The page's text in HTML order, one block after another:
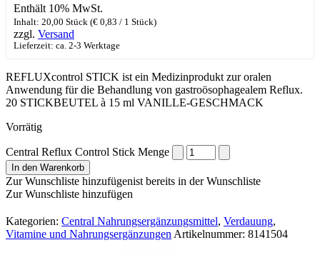
Enthält 10% MwSt.
Inhalt: 20,00 Stück (€ 0,83 / 1 Stück)
zzgl. Versand
Lieferzeit: ca. 2-3 Werktage
REFLUXcontrol STICK ist ein Medizinprodukt zur oralen
Anwendung für die Behandlung von gastroösophagealem Reflux.
20 STICKBEUTEL à 15 ml VANILLE-GESCHMACK
Vorrätig
Central Reflux Control Stick Menge
In den Warenkorb
Zur Wunschliste hinzufügenist bereits in der Wunschliste
Zur Wunschliste hinzufügen
Kategorien: Central Nahrungsergänzungsmittel, Verdauung,
Vitamine und Nahrungsergänzungen Artikelnummer: 8141504